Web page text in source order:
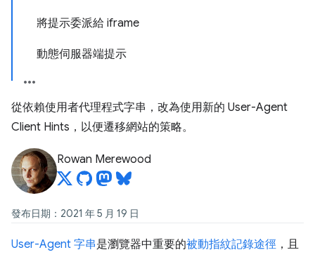
將提示委派給 iframe
動態伺服器端提示
從依賴使用者代理程式字串，改為使用新的 User-Agent
Client Hints，以便遷移網站的策略。
Rowan Merewood
發布日期：2021 年 5 月 19 日
User-Agent 字串是瀏覽器中重要的被動指紋記錄途徑 ，且